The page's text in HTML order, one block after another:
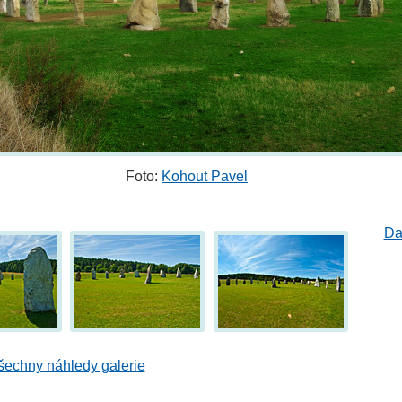
Foto: Kohout Pavel
náhledy galerie